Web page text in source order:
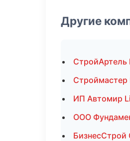
Другие
СтройАртель
Строймастер
ИП Автомир
ООО
БизнесСтрой